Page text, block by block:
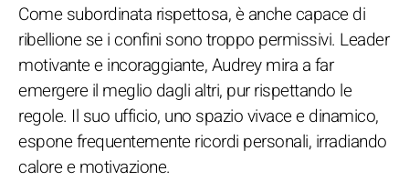
Come subordinata rispettosa, è anche capace di
ribellione se i confini sono troppo permissivi. Leader
motivante e incoraggiante, Audrey mira a far
emergere il meglio dagli altri, pur rispettando le
regole. Il suo ufficio, uno spazio vivace e dinamico,
espone frequentemente ricordi personali, irradiando
calore e motivazione.